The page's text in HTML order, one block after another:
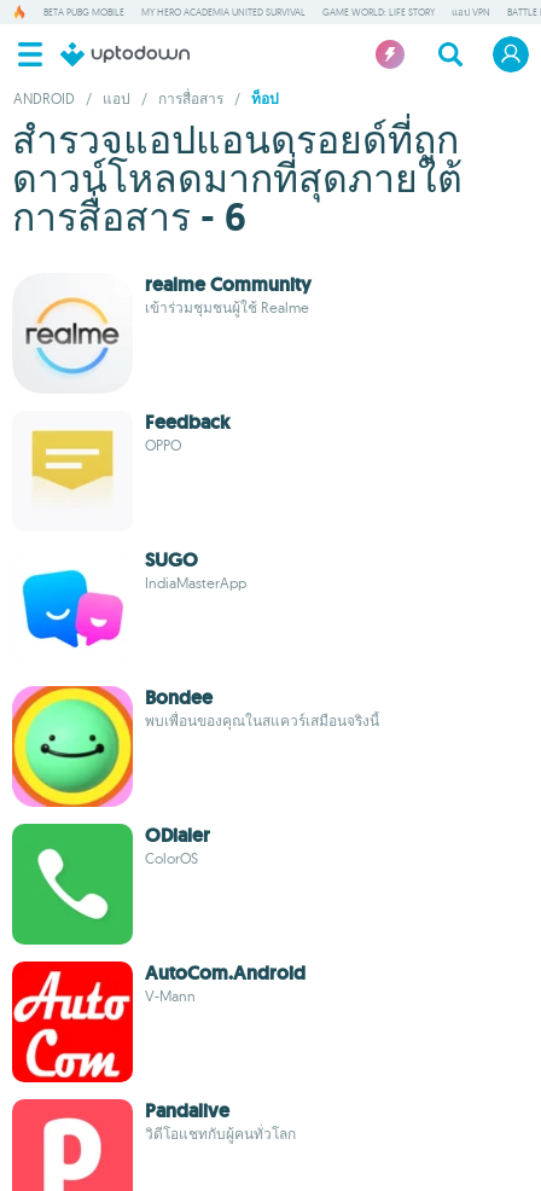
BETA PUBG MOBILE MY HERO ACADEMIA UNITED SURVIVAL GAME WORLD: LIFE STORY แอป VPN BATTLE
ANDROID / แอป / การสื่อสาร / ท็อป
สำรวจแอปแอนดรอยด์ที่ถูก
ดาวน์โหลดมากที่สุดภายใต้
การสื่อสาร - 6
realme Community
เข้าร่วมชุมชนผู้ใช้ Realme
Feedback
OPPO
SUGO
IndiaMasterApp
Bondee
พบเพื่อนของคุณในสแควร์เสมือนจริงนี้
ODialer
ColorOS
AutoCom.Android
V-Mann
Pandalive
วิดีโอแชทกับผู้คนทั่วโลก